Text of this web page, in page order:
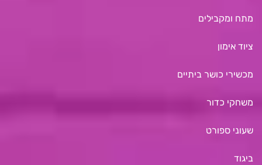
מתח ומקבילים
ציוד אימון
מכשירי כושר ביתיים
משחקי כדור
שעוני ספורט
ביגוד